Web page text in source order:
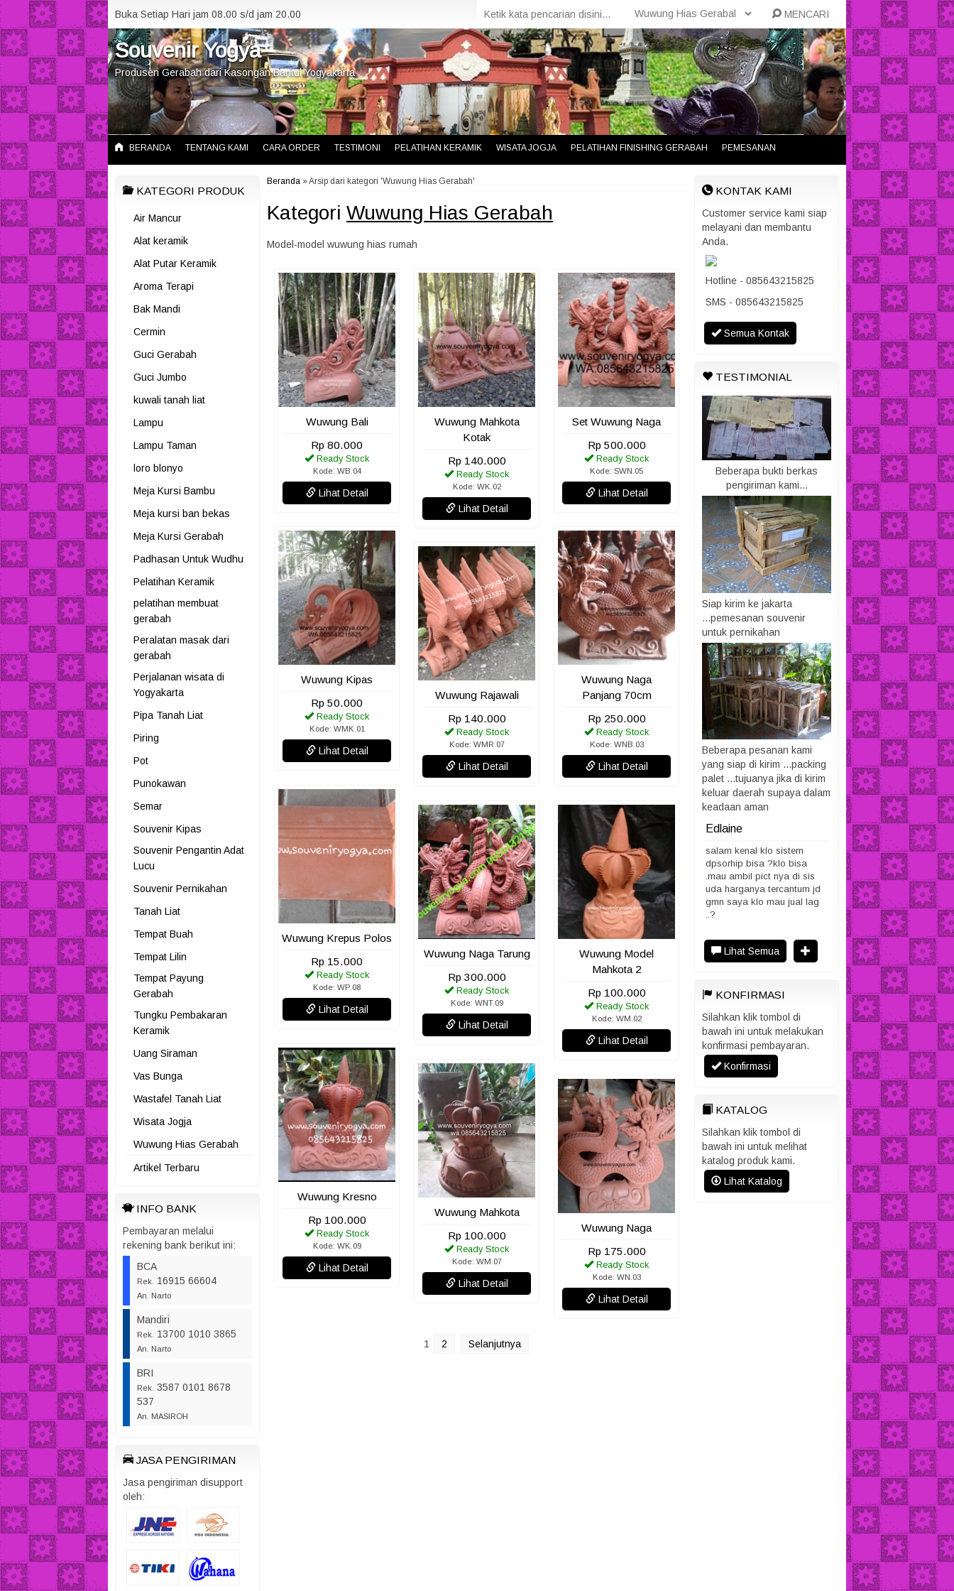
Buka Setiap Hari jam 08.00 s/d jam 20.00 MENCARI
Souvenir Yogya
Produsen Gerabah dari Kasongan Bantul Yogyakarta
BERANDA TENTANG KAMI CARA ORDER TESTIMONI PELATIHAN KERAMIK WISATA JOGJA PELATIHAN FINISHING GERABAH PEMESANAN
KATEGORI PRODUK
Air Mancur
Alat keramik
Alat Putar Keramik
Aroma Terapi
Bak Mandi
Cermin
Guci Gerabah
Guci Jumbo
kuwali tanah liat
Lampu
Lampu Taman
loro blonyo
Meja Kursi Bambu
Meja kursi ban bekas
Meja Kursi Gerabah
Padhasan Untuk Wudhu
Pelatihan Keramik
pelatihan membuat
gerabah
Peralatan masak dari
gerabah
Perjalanan wisata di
Yogyakarta
Pipa Tanah Liat
Piring
Pot
Punokawan
Semar
Souvenir Kipas
Souvenir Pengantin Adat
Lucu
Souvenir Pernikahan
Tanah Liat
Tempat Buah
Tempat Lilin
Tempat Payung
Gerabah
Tungku Pembakaran
Keramik
Uang Siraman
Vas Bunga
Wastafel Tanah Liat
Wisata Jogja
Wuwung Hias Gerabah
Artikel Terbaru
INFO BANK
Pembayaran melalui
rekening bank berikut ini:
BCA
Rek. 16915 66604
An. Narto
Mandiri
Rek. 13700 1010 3865
An. Narto
BRI
Rek. 3587 0101 8678
537
An. MASIROH
JASA PENGIRIMAN
Jasa pengiriman disupport
oleh:
Beranda »Arsip dari kategori 'Wuwung Hias Gerabah'
Kategori Wuwung Hias Gerabah
Model-model wuwung hias rumah
Wuwung Bali
Rp 80.000
Ready Stock
Kode: WB.04
Lihat Detail
Wuwung Mahkota
Kotak
Rp 140.000
Ready Stock
Kode: WK.02
Lihat Detail
Set Wuwung Naga
Rp 500.000
Ready Stock
Kode: SWN.05
Lihat Detail
Wuwung Kipas
Rp 50.000
Ready Stock
Kode: WMK.01
Lihat Detail
Wuwung Naga
Panjang 70cm
Rp 250.000
Ready Stock
Kode: WNB.03
Lihat Detail
Wuwung Rajawali
Rp 140.000
Ready Stock
Kode: WMR.07
Lihat Detail
Wuwung Krepus Polos
Rp 15.000
Ready Stock
Kode: WP.08
Lihat Detail
Wuwung Naga Tarung
Rp 300.000
Ready Stock
Kode: WNT.09
Lihat Detail
Wuwung Model
Mahkota 2
Rp 100.000
Ready Stock
Kode: WM.02
Lihat Detail
Wuwung Kresno
Rp 100.000
Ready Stock
Kode: WK.09
Lihat Detail
Wuwung Mahkota
Rp 100.000
Ready Stock
Kode: WM.07
Lihat Detail
Wuwung Naga
Rp 175.000
Ready Stock
Kode: WN.03
Lihat Detail
1 2 Selanjutnya
KONTAK KAMI
Customer service kami siap
melayani dan membantu
Anda.
Hotline - 085643215825
SMS - 085643215825
Semua Kontak
TESTIMONIAL
Beberapa bukti berkas
pengiriman kami...
Siap kirim ke jakarta
...pemesanan souvenir
untuk pernikahan
Beberapa pesanan kami
yang siap di kirim ...packing
palet ...tujuanya jika di kirim
keluar daerah supaya dalam
keadaan aman
Admin
maaf sistem dp sorhip itu
bagai mana ya?harga yang
saya cantumkan sudah
harga partai besar sis
Edlaine
salam kenal klo sistem
dpsorhip bisa ?klo bisa
.mau ambil pict nya di sis
uda harganya tercantum jd
gmn saya klo mau jual lag
..?
Lihat Semua
KONFIRMASI
Silahkan klik tombol di
bawah ini untuk melakukan
konfirmasi pembayaran.
Konfirmasi
KATALOG
Silahkan klik tombol di
bawah ini untuk melihat
katalog produk kami.
Lihat Katalog